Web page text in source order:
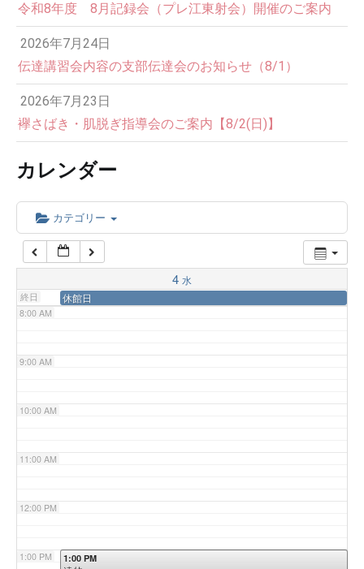
令和8年度 8月記録会（プレ江東射会）開催のご案内
2026年7月24日
伝達講習会内容の支部伝達会のお知らせ（8/1）
2026年7月23日
襷さばき・肌脱ぎ指導会のご案内【8/2(日)】
カレンダー
カテゴリー
4 水
終日 休館日
3:00 AM
4:00 AM
5:00 AM
6:00 AM
7:00 AM
8:00 AM
9:00 AM
10:00 AM
11:00 AM
12:00 PM
1:00 PM 1:00 PM